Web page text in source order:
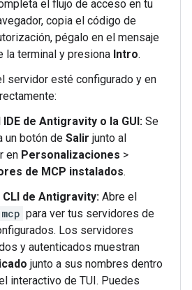
el flujo de acceso en tu
copia el código de
pégalo en el mensaje
la terminal y presiona Intro.
servidor esté configurado y en
IDE de Antigravity o la GUI: Se
un botón de Salir junto al
en Personalizaciones >
de MCP instalados.
CLI de Antigravity: Abre el
para ver tus servidores de
Los servidores
y autenticados muestran
junto a sus nombres dentro
interactivo de TUI. Puedes